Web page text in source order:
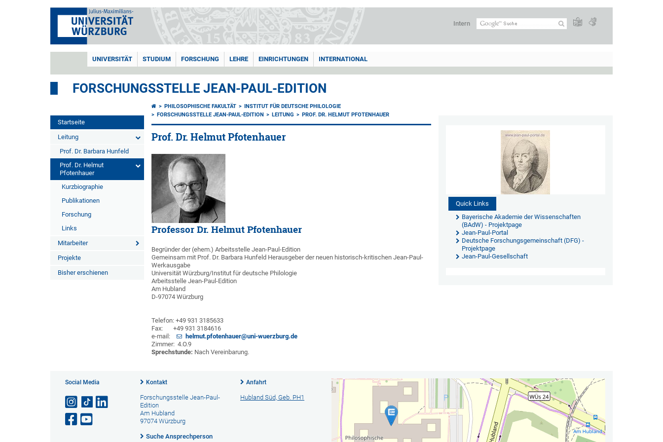
Intern
UNIVERSITÄT STUDIUM FORSCHUNG LEHRE EINRICHTUNGEN INTERNATIONAL
FORSCHUNGSSTELLE JEAN-PAUL-EDITION
Startseite
Leitung
Prof. Dr. Barbara Hunfeld
Prof. Dr. Helmut
Pfotenhauer
Kurzbiographie
Publikationen
Forschung
Links
Mitarbeiter
Projekte
Bisher erschienen
PHILOSOPHISCHE FAKULTÄT
INSTITUT FÜR DEUTSCHE PHILOLOGIE
FORSCHUNGSSTELLE JEAN-PAUL-EDITION
LEITUNG PROF. DR. HELMUT PFOTENHAUER
Prof. Dr. Helmut Pfotenhauer
Professor Dr. Helmut Pfotenhauer
Begründer der (ehem.) Arbeitsstelle Jean-Paul-Edition
Gemeinsam mit Prof. Dr. Barbara Hunfeld Herausgeber der neuen historisch-kritischen Jean-Paul-
Werkausgabe
Universität Würzburg/Institut für deutsche Philologie
Arbeitsstelle Jean-Paul-Edition
Am Hubland
D-97074 Würzburg
Telefon: +49 931 3185633
Fax: +49 931 3184616
e-mail:
helmut.pfotenhauer@uni-wuerzburg.de
Zimmer: 4.O.9
Sprechstunde: Nach Vereinbarung.
Quick Links
Bayerische Akademie der Wissenschaften
(BAdW) - Projektpage
Jean-Paul-Portal
Deutsche Forschungsgemeinschaft (DFG) -
Projektpage
Jean-Paul-Gesellschaft
Social Media Kontakt
Forschungsstelle Jean-Paul-
Edition
Am Hubland
97074 Würzburg
Suche Ansprechperson
Anfahrt
Hubland Süd, Geb. PH1